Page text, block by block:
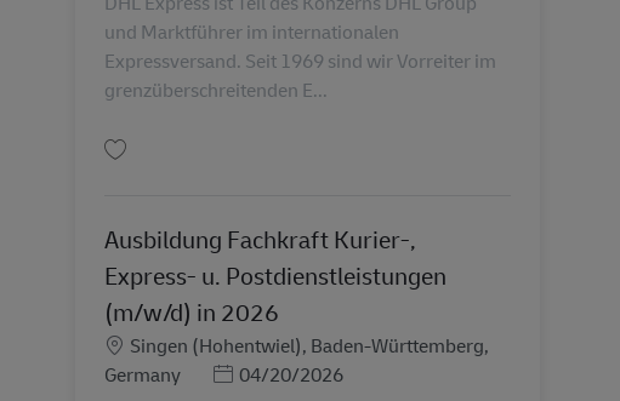
und Marktführer im internationalen
Expressversand. Seit 1969 sind wir Vorreiter im
grenzüberschreitenden E...
Ausbildung Fachkraft Kurier-,
Express- u. Postdienstleistungen
(m/w/d) in 2026
Locație
Singen (Hohentwiel), Baden-Württemberg,
Germany
Posted Date
04/20/2026